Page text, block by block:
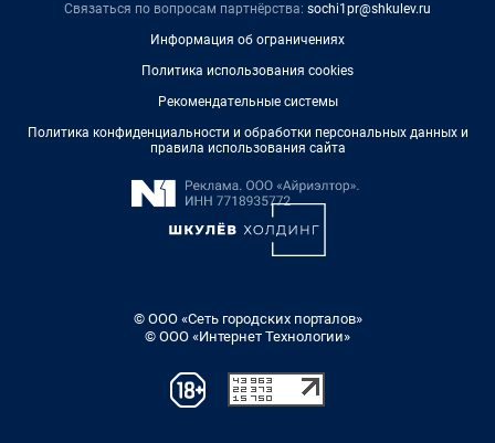
Связаться по вопросам партнёрства: sochi1pr@shkulev.ru
Информация об ограничениях
Политика использования cookies
Рекомендательные системы
Политика конфиденциальности и обработки персональных данных и
правила использования сайта
© ООО «Сеть городских порталов»
© ООО «Интернет Технологии»